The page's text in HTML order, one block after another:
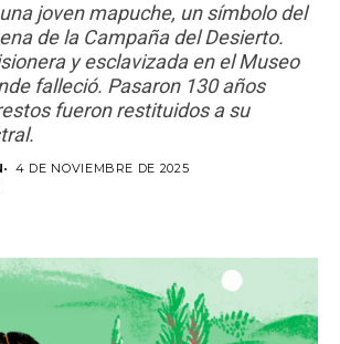
joven mapuche, un símbolo del
de la Campaña del Desierto.
y esclavizada en el Museo
falleció. Pasaron 130 años
fueron restituidos a su
4 DE NOVIEMBRE DE 2025